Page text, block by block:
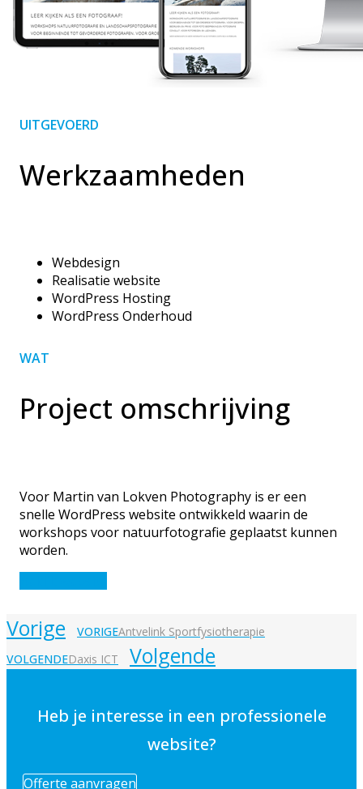
UITGEVOERD
Werkzaamheden
Webdesign
Realisatie website
WordPress Hosting
WordPress Onderhoud
WAT
Project omschrijving
Voor Martin van Lokven Photography is er een
snelle WordPress website ontwikkeld waarin de
workshops voor natuurfotografie geplaatst kunnen
worden.
Vorige VORIGEAntvelink Sportfysiotherapie
VOLGENDEDaxis ICT Volgende
Heb je interesse in een professionele
website?
Offerte aanvragen